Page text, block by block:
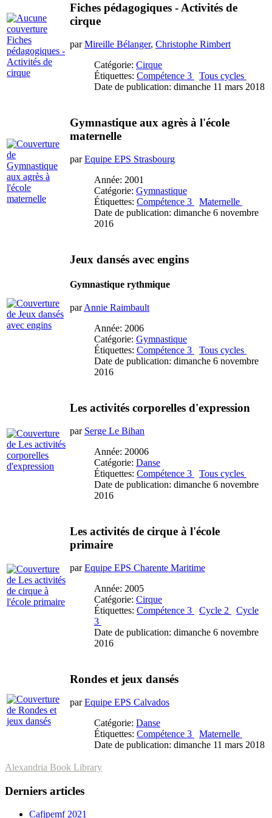
Fiches pédagogiques - Activités de
cirque
parMireille Bélanger, Christophe Rimbert
Catégorie: Cirque
Étiquettes: Compétence 3
Tous cycles
Date de publication: dimanche 11 mars 2018
Gymnastique aux agrès à l'école
maternelle
parEquipe EPS Strasbourg
Année: 2001
Catégorie: Gymnastique
Étiquettes: Compétence 3
Maternelle
Date de publication: dimanche 6 novembre
2016
Jeux dansés avec engins
Gymnastique rythmique
parAnnie Raimbault
Année: 2006
Catégorie: Gymnastique
Étiquettes: Compétence 3
Tous cycles
Date de publication: dimanche 6 novembre
2016
Les activités corporelles d'expression
par Serge Le Bihan
Année: 20006
Catégorie: Danse
Étiquettes: Compétence 3
Tous cycles
Date de publication: dimanche 6 novembre
2016
Les activités de cirque à l'école
primaire
parEquipe EPS Charente Maritime
Année: 2005
Catégorie: Cirque
Étiquettes: Compétence 3 Cycle 2
Cycle
3
Date de publication: dimanche 6 novembre
2016
Rondes et jeux dansés
parEquipe EPS Calvados
Catégorie: Danse
Étiquettes: Compétence 3
Maternelle
Date de publication: dimanche 11 mars 2018
Alexandria Book Library
Derniers articles
Cafipemf 2021